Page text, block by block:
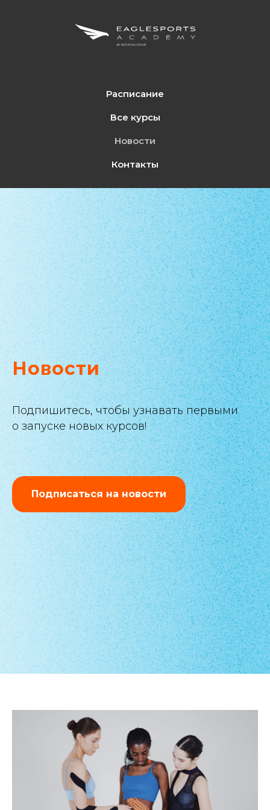
Расписание
Все курсы
Новости
Контакты
Новости
Подпишитесь, чтобы узнавать первыми
о запуске новых курсов!
Подписаться на новости